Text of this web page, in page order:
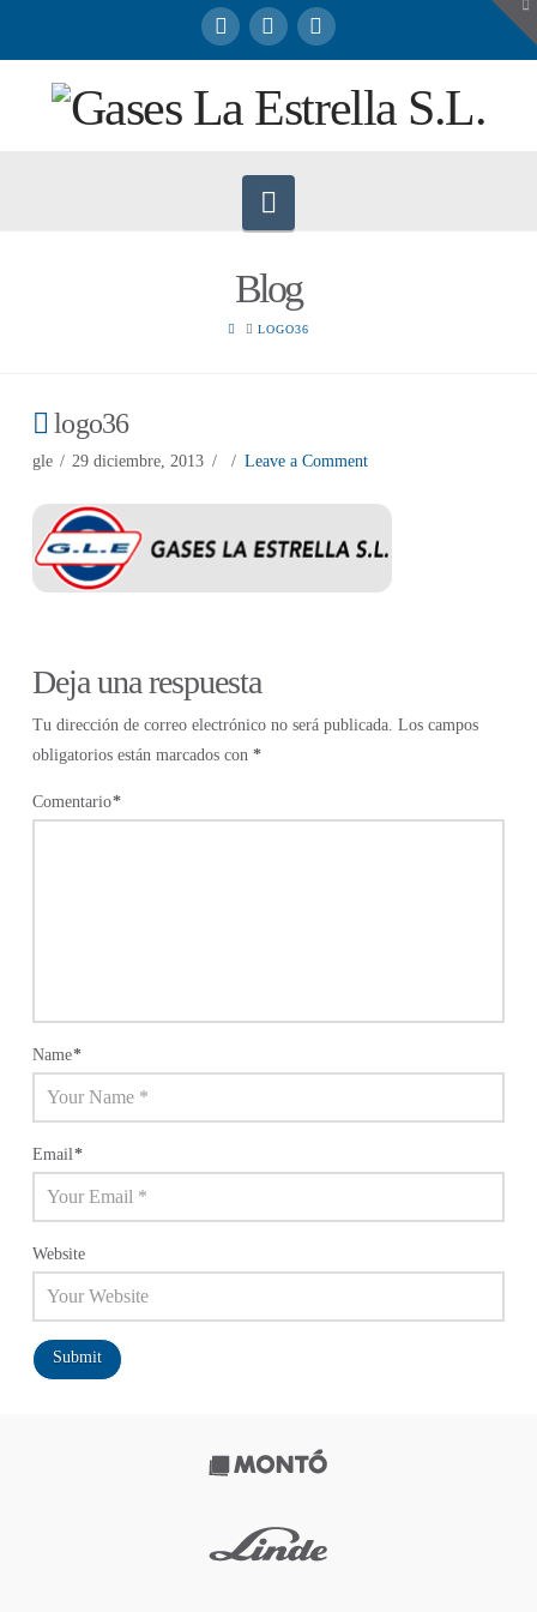
Navigation
Blog
HOMELOGO36
logo36
gle 29 diciembre, 2013 Leave a Comment
Deja una respuesta
Tu dirección de correo electrónico no será publicada. Los campos
obligatorios están marcados con *
Comentario*
Name*
Email*
Website